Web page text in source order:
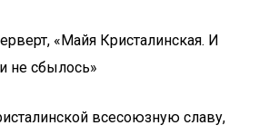
«Майя Кристалинская. И
не сбылось»
всесоюзную славу,